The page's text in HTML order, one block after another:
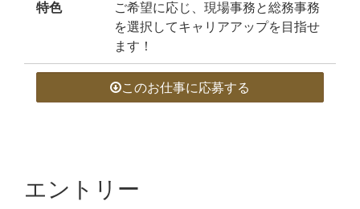
特色
ご希望に応じ、現場事務と総務事務
を選択してキャリアアップを目指せ
ます！
このお仕事に応募する
エントリー